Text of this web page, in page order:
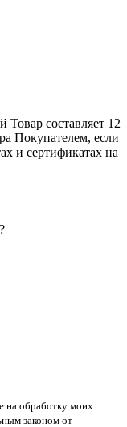
составляет 12
Покупателем, если
и сертификатах на
на обработку моих
законом от